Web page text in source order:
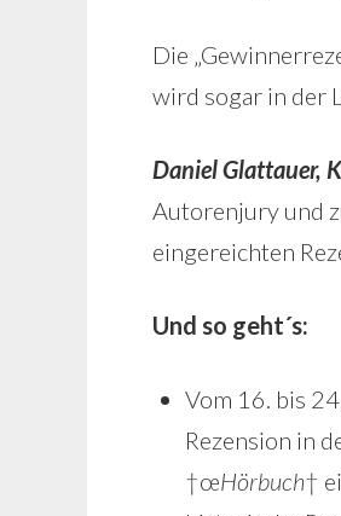
Die
wird sogar in der
Daniel Glattauer,
Autorenjury und
eingereichten
Und so geht´s:
Vom 16. bis
Rezension in
†œHörbuch†